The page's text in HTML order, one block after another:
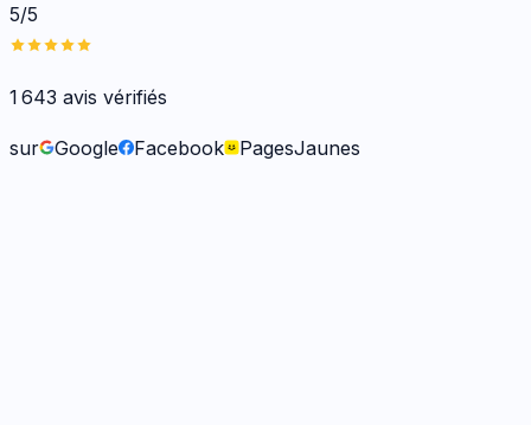
5/5
1 643 avis vérifiés
sur Google Facebook PagesJaunes